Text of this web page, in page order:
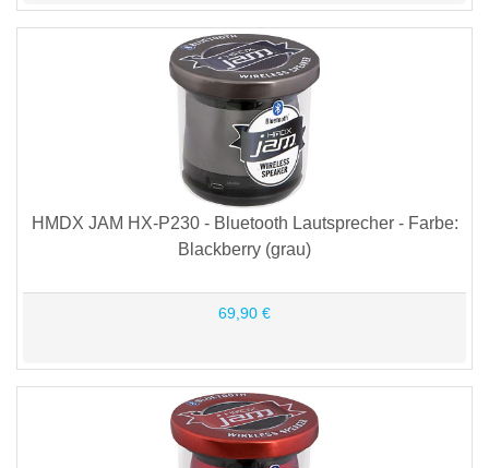
HMDX JAM HX-P230 - Bluetooth Lautsprecher - Farbe:
Blackberry (grau)
69,90 €